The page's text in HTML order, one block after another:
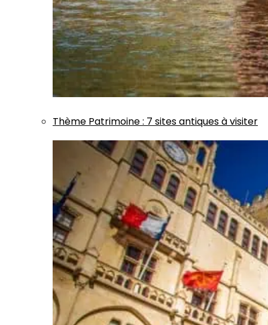
Thème Patrimoine: 7 sites antiques à visiter